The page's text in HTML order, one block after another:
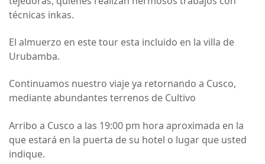
técnicas inkas.
El almuerzo en este tour esta incluido en la villa de
Urubamba.
Continuamos nuestro viaje ya retornando a Cusco,
mediante abundantes terrenos de Cultivo
Arribo a Cusco a las 19:00 pm hora aproximada en la
que estará en la puerta de su hotel o lugar que usted
indique.